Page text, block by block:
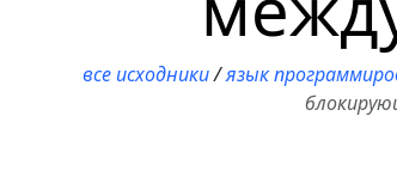
все исходники/язык